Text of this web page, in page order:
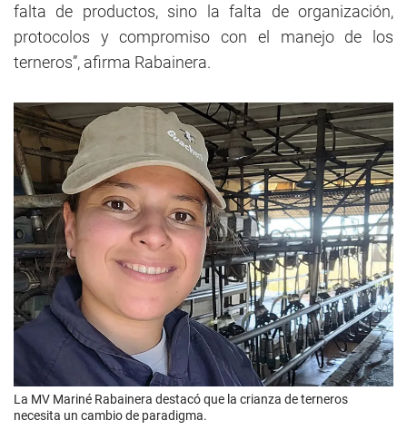
falta de productos, sino la falta de organización,
protocolos y compromiso con el manejo de los
terneros”, afirma Rabainera.
La MV Mariné Rabainera destacó que la crianza de terneros
necesita un cambio de paradigma.